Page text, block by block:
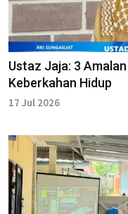
Ustaz Jaja: 3
Keberkahan Hidup
17 Jul 2026